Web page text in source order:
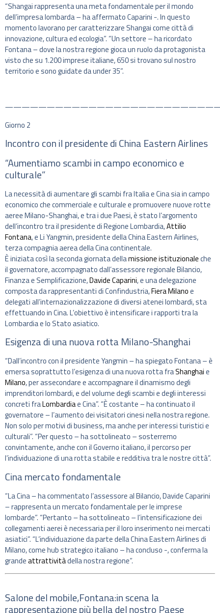
“Shangai rappresenta una meta fondamentale per il mondo
dell’impresa lombarda – ha affermato Caparini -. In questo
momento lavorano per caratterizzare Shangai come città di
innovazione, cultura ed ecologia”. “Un settore – ha ricordato
Fontana – dove la nostra regione gioca un ruolo da protagonista
visto che su 1.200 imprese italiane, 650 si trovano sul nostro
territorio e sono guidate da under 35”.
Giorno 2
Incontro con il presidente di China Eastern Airlines
“Aumentiamo scambi in campo economico e
culturale”
La necessità di aumentare gli scambi fra Italia e Cina sia in campo
economico che commerciale e culturale e promuovere nuove rotte
aeree Milano-Shanghai, e tra i due Paesi, è stato l’argomento
dell’incontro tra il presidente di Regione Lombardia,Attilio
Fontana, e Li Yangmin, presidente della China Eastern Airlines,
terza compagnia aerea della Cina continentale.
È iniziata così la seconda giornata dellamissione istituzionaleche
il governatore, accompagnato dall’assessore regionale Bilancio,
Finanza e Semplificazione,Davide Caparini, e una delegazione
composta da rappresentanti di Confindustria,Fiera Milanoe
delegati all’internazionalizzazione di diversi atenei lombardi, sta
effettuando in Cina. L’obiettivo è intensificare i rapporti tra la
Lombardia e lo Stato asiatico.
Esigenza di una nuova rotta Milano-Shanghai
“Dall’incontro con il presidente Yangmin – ha spiegato Fontana – è
emersa soprattutto l’esigenza di una nuova rotta fraShanghaie
Milano, per assecondare e accompagnare il dinamismo degli
imprenditori lombardi, e del volume degli scambi e degli interessi
concreti fraLombardiae Cina”. “È costante – ha continuato il
governatore – l’aumento dei visitatori cinesi nella nostra regione.
Non solo per motivi di business, ma anche per interessi turistici e
culturali”. “Per questo – ha sottolineato – sosterremo
convintamente, anche con il Governo italiano, il percorso per
l’individuazione di una rotta stabile e redditiva tra le nostre città”.
Cina mercato fondamentale
“La Cina – ha commentato l’assessore al Bilancio, Davide Caparini
– rappresenta un mercato fondamentale per le imprese
lombarde”. “Pertanto – ha sottolineato – l’intensificazione dei
collegamenti aerei è necessaria per il loro inserimento nei mercati
asiatici”. “L’individuazione da parte della China Eastern Airlines di
Milano, come hub strategico italiano – ha concluso -, conferma la
grandeattrattivitàdella nostra regione”.
Salone del mobile,Fontana:in scena la
rappresentazione più bella del nostro Paese